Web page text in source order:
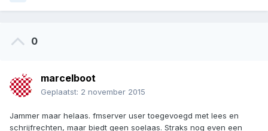
0
marcelboot
Geplaatst: 2 november 2015
Jammer maar helaas. fmserver user toegevoegd met lees en
schrijfrechten, maar biedt geen soelaas. Straks nog even een